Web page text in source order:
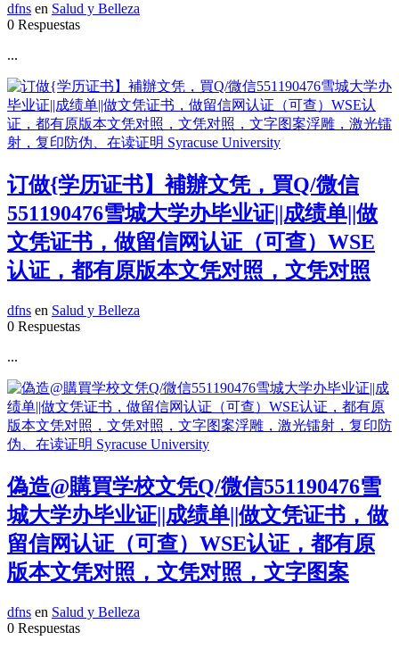
dfns en Salud y Belleza
0 Respuestas
...
订做{学历证书】補辦文凭，買Q/微信
551190476雪城大学办毕业证||成绩单||做
文凭证书，做留信网认证（可查）WSE
认证，都有原版本文凭对照，文凭对照
dfns en Salud y Belleza
0 Respuestas
...
偽造@購買学校文凭Q/微信551190476雪
城大学办毕业证||成绩单||做文凭证书，做
留信网认证（可查）WSE认证，都有原
版本文凭对照，文凭对照，文字图案
dfns en Salud y Belleza
0 Respuestas